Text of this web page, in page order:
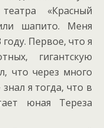
«Красный
шапито. Меня
Первое, что я
гигантскую
что через много
я тогда, что в
юная Тереза